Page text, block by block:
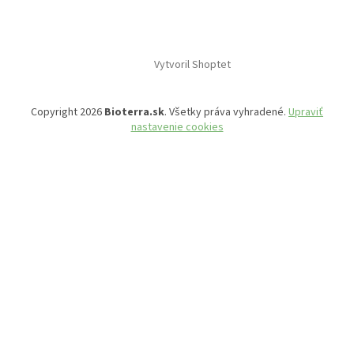
Vytvoril Shoptet
Copyright 2026 Bioterra.sk. Všetky práva vyhradené. Upraviť
nastavenie cookies